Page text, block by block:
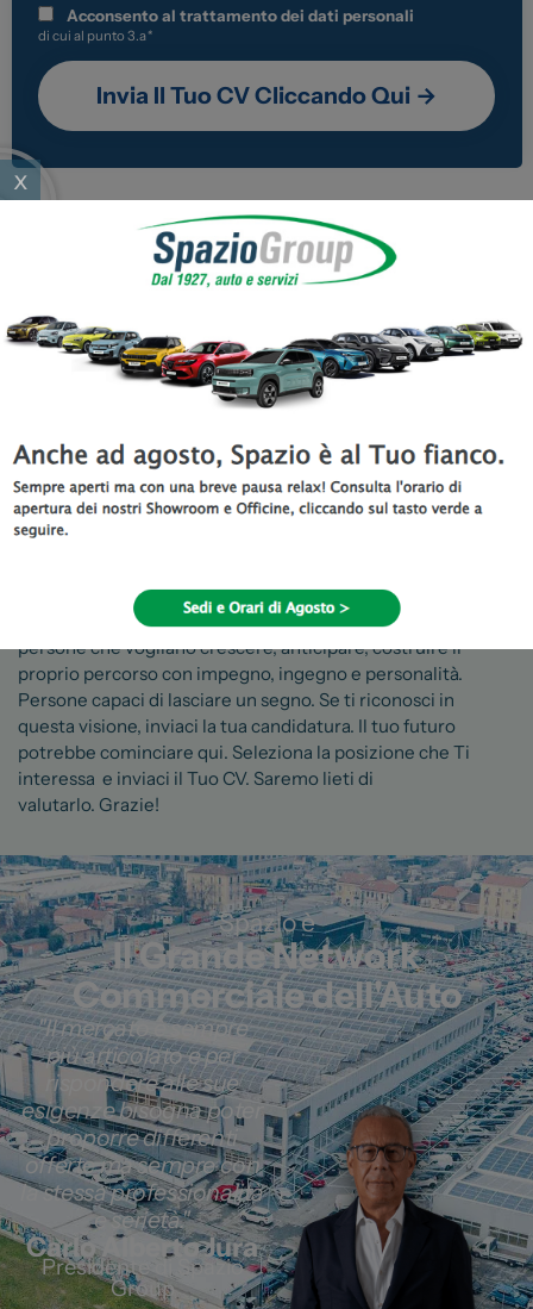
Acconsento al trattamento dei dati personali
di cui al punto 3.a*
Spazio Group: dove il talento
trova la sua direzione
Entrare in Spazio Group significa far parte di una storia che
dura da trent’anni. Una storia fatta di persone che crescono,
si mettono alla prova, imparano, sbagliano, migliorano e
costruiscono ogni giorno il futuro del nostro Gruppo.
Crediamo nel talento, nella volontà di superarsi, nella
capacità di ascoltare e di trasformare ogni incontro in
un’opportunità. Per questo investiamo nella formazione
continua, in percorsi strutturati e in un ambiente dove
nessuno è lasciato solo: si lavora insieme, si raggiungono
ha ambizione trova spazio. Chi ha esperienza trova
riconoscimento. Chi è all’inizio trova una strada. Cerchiamo
persone che vogliano crescere, anticipare, costruire il
proprio percorso con impegno, ingegno e personalità.
Persone capaci di lasciare un segno. Se ti riconosci in
questa visione, inviaci la tua candidatura. Il tuo futuro
potrebbe cominciare qui. Seleziona la posizione che Ti
interessa e inviaci il Tuo CV. Saremo lieti di
valutarlo. Grazie!
Spazio è
Il Grande Network
Commerciale dell'Auto
"Il mercato è sempre
più articolato e per
rispondere alle sue
esigenze bisogna poter
proporre differenti
offerte ma sempre con
la stessa professionalità
e serietà."
Carlo Alberto Jura
Presidente di Spazio
Group
x